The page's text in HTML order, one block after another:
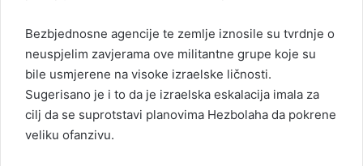
Bezbjednosne agencije te zemlje iznosile su tvrdnje o
neuspjelim zavjerama ove militantne grupe koje su
bile usmjerene na visoke izraelske ličnosti.
Sugerisano je i to da je izraelska eskalacija imala za
cilj da se suprotstavi planovima Hezbolaha da pokrene
veliku ofanzivu.